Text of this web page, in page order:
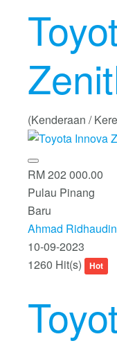
(Kenderaan /
RM 202 000.00
Pulau Pinang
Baru
Ahmad Ridhaudin
10-09-2023
1260 Hit(s)
Hot